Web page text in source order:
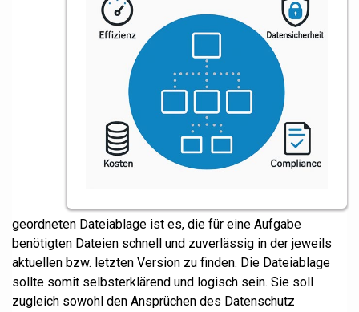
geordneten Dateiablage ist es, die für eine Aufgabe
benötigten Dateien schnell und zuverlässig in der jeweils
aktuellen bzw. letzten Version zu finden. Die Dateiablage
sollte somit selbsterklärend und logisch sein. Sie soll
zugleich sowohl den Ansprüchen des Datenschutz